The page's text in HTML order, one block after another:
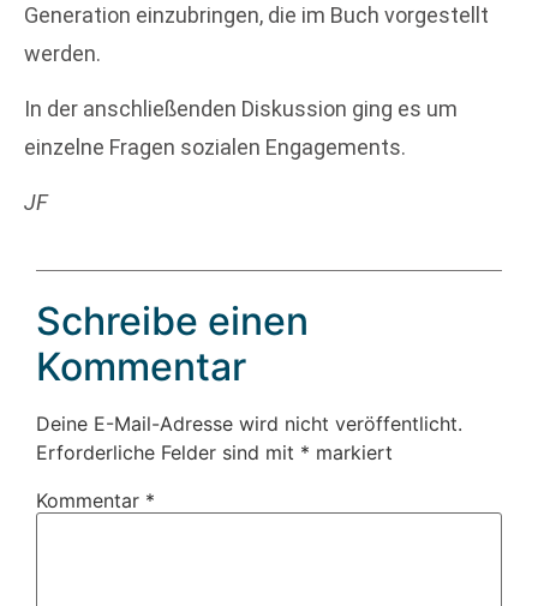
Generation einzubringen, die im Buch vorgestellt
werden.
In der anschließenden Diskussion ging es um
einzelne Fragen sozialen Engagements.
JF
Schreibe einen
Kommentar
Deine E-Mail-Adresse wird nicht veröffentlicht.
Erforderliche Felder sind mit * markiert
Kommentar *